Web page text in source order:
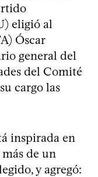
eligió al
Óscar
general del
del Comité
cargo las
inspirada en
de un
y agregó: